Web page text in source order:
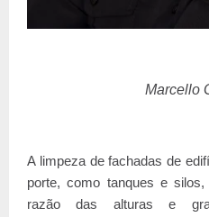
Marcello
A limpeza de fachadas de
porte, como tanques e
razão das alturas e